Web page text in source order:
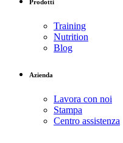
Prodotti
Training
Nutrition
Blog
Azienda
Lavora con noi
Stampa
Centro assistenza